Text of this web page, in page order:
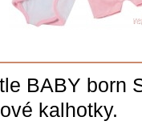
BABY born
kalhotky.